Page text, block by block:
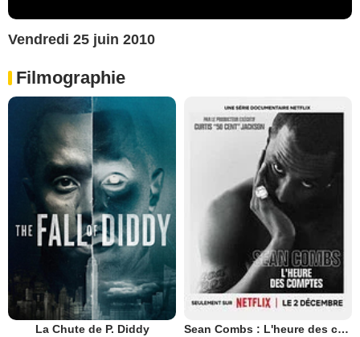
Vendredi 25 juin 2010
Filmographie
La Chute de P. Diddy Sean Combs : L'heure des comptes